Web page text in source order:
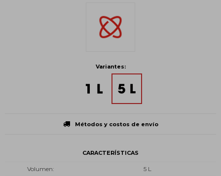
Variantes:
Métodos y costos de envío
CARACTERÍSTICAS
Volumen
5 L